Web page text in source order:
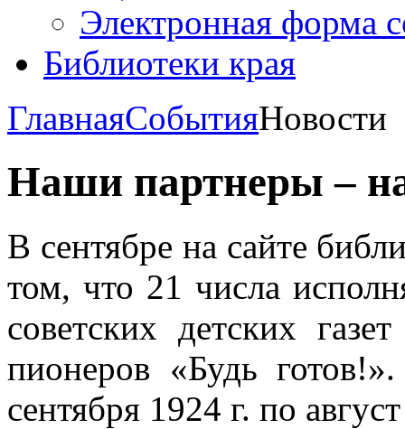
Электронная форма
Библиотеки края
ГлавнаяСобытияНовости
Наши партнеры –
В сентябре на сайте
том, что 21 числа
советских детских
пионеров «Будь
сентября 1924 г. по